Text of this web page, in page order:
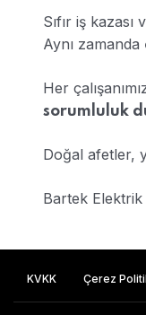
Sıfır iş
Aynı zamanda
Her
sorumluluk
Doğal afetler,
Bartek
KVKK Çerez